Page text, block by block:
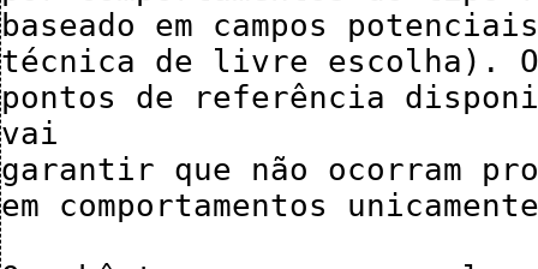
baseado em campos
técnica de livre escolha).
pontos de referência
vai
garantir que não ocorram
em comportamentos